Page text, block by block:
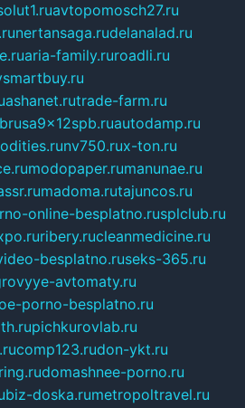
avtopomosch27.ru
nertansaga.rudelanalad.ru
aria-family.ruroadli.ru
ashanet.rutrade-farm.ru
autodamp.ru
nv750.rux-ton.ru
modopaper.rumanunae.ru
madoma.rutajuncos.ru
online-besplatno.rusplclub.ru
ribery.rucleanmedicine.ru
besplatno.ruseks-365.ru
avtomaty.ru
porno-besplatno.ru
pichkurovlab.ru
comp123.rudon-ykt.ru
domashnee-porno.ru
biz-doska.rumetropoltravel.ru